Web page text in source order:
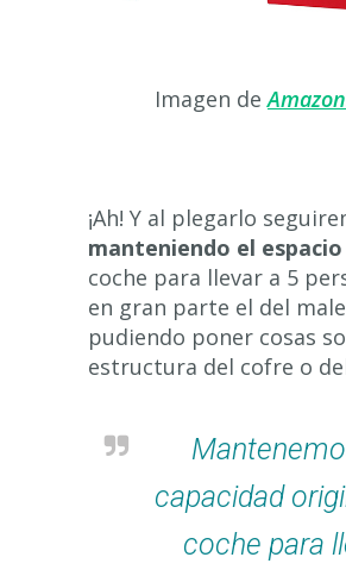
Imagen de
¡Ah! Y al plegarlo
manteniendo el espacio
coche para llevar a 5
en gran parte el del
pudiendo poner cosas
estructura del cofre o
capacidad
coche para